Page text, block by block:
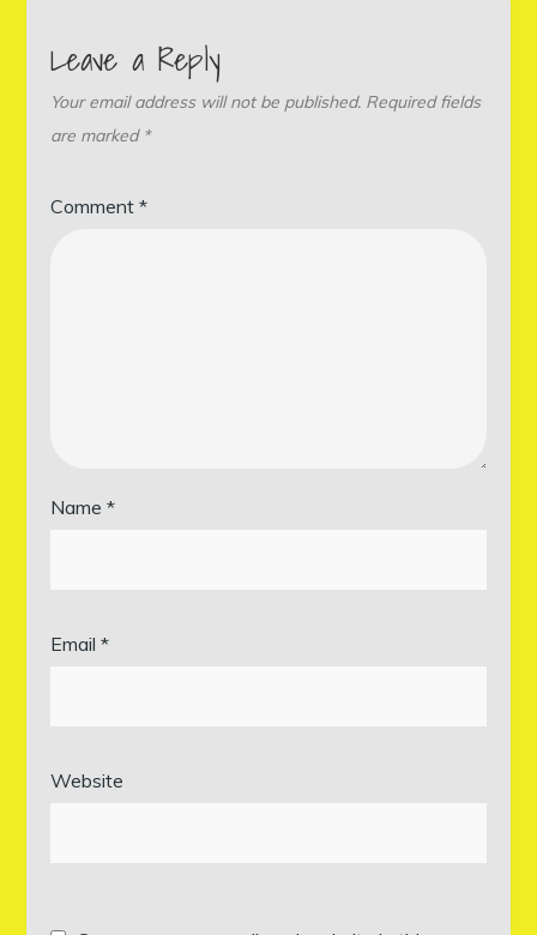
Leave a Reply
Your email address will not be published. Required fields
are marked *
Comment*
Name*
Email*
Website